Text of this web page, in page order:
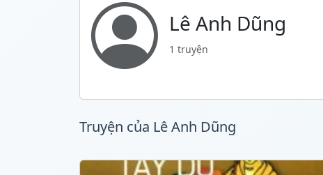
Lê Anh Dũng
1 truyện
Truyện của Lê Anh Dũng